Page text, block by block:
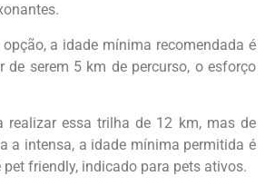
a idade mínima recomendada é
de serem 5 km de percurso, o esforço
realizar essa trilha de 12 km, mas de
a intensa, a idade mínima permitida é
pet friendly, indicado para pets ativos.